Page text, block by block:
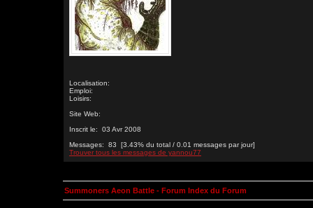
Localisation:
Emploi:
Loisirs:
Site Web:
Inscrit le: 03 Avr 2008
Messages: 83 [3.43% du total / 0.01 messages par jour]
Trouver tous les messages de yannou77
Summoners Aeon Battle - Forum Index du Forum